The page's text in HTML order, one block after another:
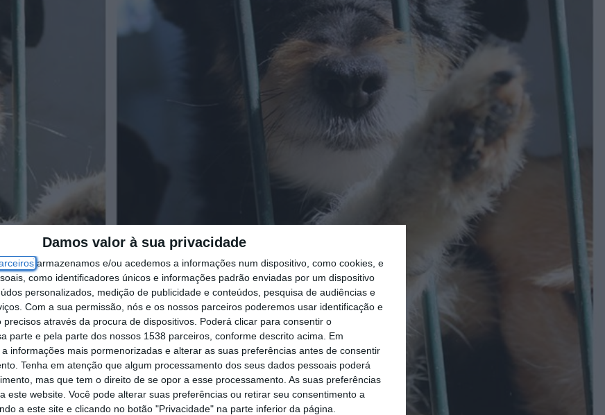
Damos valor à sua privacidade
armazenamos e/ou acedemos a informações num dispositivo, como cookies, e
como identificadores únicos e informações padrão enviadas por um dispositivo
personalizados, medição de publicidade e conteúdos, pesquisa de audiências e
Com a sua permissão, nós e os nossos parceiros poderemos usar identificação e
precisos através da procura de dispositivos. Poderá clicar para consentir o
parte e pela parte dos nossos 1538 parceiros, conforme descrito acima. Em
informações mais pormenorizadas e alterar as suas preferências antes de consentir
Tenha em atenção que algum processamento dos seus dados pessoais poderá
mas que tem o direito de se opor a esse processamento. As suas preferências
este website. Você pode alterar suas preferências ou retirar seu consentimento a
a este site e clicando no botão "Privacidade" na parte inferior da página.